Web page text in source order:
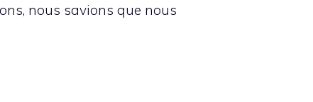
nous savions que nous